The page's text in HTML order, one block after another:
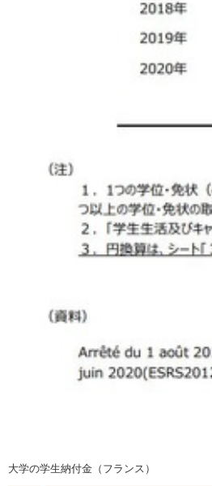
大学の学生納付金（フランス）